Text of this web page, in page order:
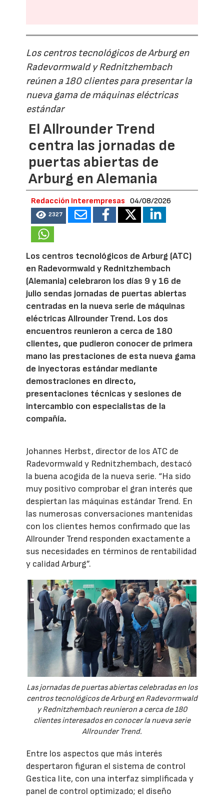
Los centros tecnológicos de Arburg en
Radevormwald y Rednitzhembach
reúnen a 180 clientes para presentar la
nueva gama de máquinas eléctricas
estándar
El Allrounder Trend
centra las jornadas de
puertas abiertas de
Arburg en Alemania
Redacción Interempresas 04/08/2026
2327
Los centros tecnológicos de Arburg (ATC)
en Radevormwald y Rednitzhembach
(Alemania) celebraron los días 9 y 16 de
julio sendas jornadas de puertas abiertas
centradas en la nueva serie de máquinas
eléctricas Allrounder Trend. Los dos
encuentros reunieron a cerca de 180
clientes, que pudieron conocer de primera
mano las prestaciones de esta nueva gama
de inyectoras estándar mediante
demostraciones en directo,
presentaciones técnicas y sesiones de
intercambio con especialistas de la
compañía.
Johannes Herbst, director de los ATC de
Radevormwald y Rednitzhembach, destacó
la buena acogida de la nueva serie. “Ha sido
muy positivo comprobar el gran interés que
despiertan las máquinas estándar Trend. En
las numerosas conversaciones mantenidas
con los clientes hemos confirmado que las
Allrounder Trend responden exactamente a
sus necesidades en términos de rentabilidad
y calidad Arburg”.
Las jornadas de puertas abiertas celebradas en los
centros tecnológicos de Arburg en Radevormwald
y Rednitzhembach reunieron a cerca de 180
clientes interesados en conocer la nueva serie
Allrounder Trend.
Entre los aspectos que más interés
despertaron figuran el sistema de control
Gestica lite, con una interfaz simplificada y
panel de control optimizado; el diseño